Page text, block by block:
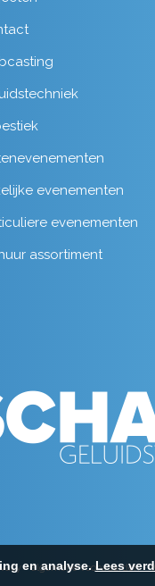
evenementen
evenementen
assortiment
-algemene voorwaarden-
en analyse.Lees